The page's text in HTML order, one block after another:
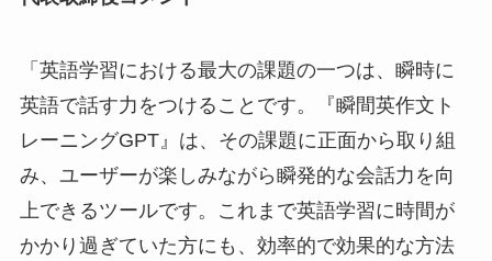
「英語学習における最大の課題の一つは、瞬時に
英語で話す力をつけることです。『瞬間英作文ト
レーニングGPT』は、その課題に正面から取り組
み、ユーザーが楽しみながら瞬発的な会話力を向
上できるツールです。これまで英語学習に時間が
かかり過ぎていた方にも、効率的で効果的な方法